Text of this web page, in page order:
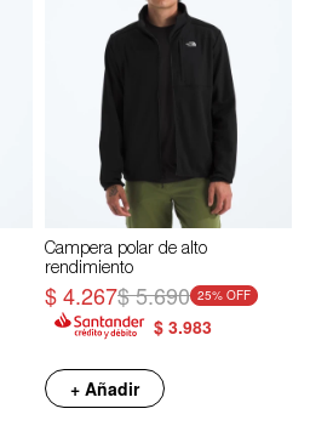
Campera polar de alto
rendimiento
$4.267$5.690 25
$ 3.983
+ Añadir